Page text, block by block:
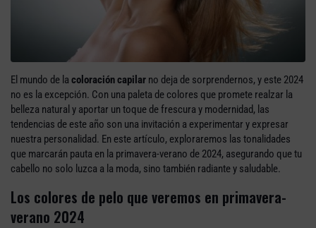
El mundo de la coloración capilar no deja de sorprendernos, y este 2024
no es la excepción. Con una paleta de colores que promete realzar la
belleza natural y aportar un toque de frescura y modernidad, las
tendencias de este año son una invitación a experimentar y expresar
nuestra personalidad. En este artículo, exploraremos las tonalidades
que marcarán pauta en la primavera-verano de 2024, asegurando que tu
cabello no solo luzca a la moda, sino también radiante y saludable.
Los colores de pelo que veremos en primavera-
verano 2024